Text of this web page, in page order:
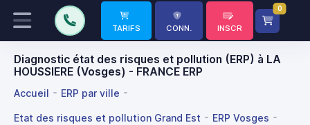
TARIFS CONN. INSCR
0
Diagnostic état des risques et pollution (ERP) à LA
HOUSSIERE (Vosges) - FRANCE ERP
Accueil ERP par ville
Etat des risques et pollution Grand Est ERP Vosges